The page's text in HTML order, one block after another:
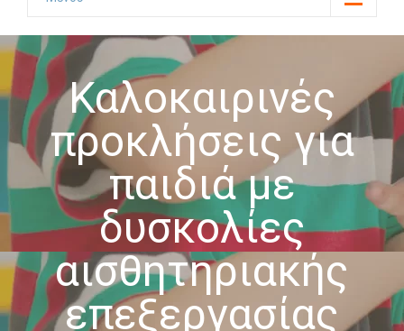
Το Κέντρο
-- Όραμα
-- Ιστορικό
-- Πιστοποιήσεις
-- Στελέχωση
-- Επιστημονική Υπεύθυνη
-- Τα Νέα μας
-- Photo Gallery
Καλοκαιρινές
προκλήσεις για
παιδιά με
δυσκολίες
αισθητηριακής
επεξεργασίας